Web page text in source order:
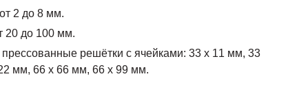
2 до 8 мм.
20 до 100 мм.
решётки с ячейками: 33 х 11 мм, 33
мм, 66 х 66 мм, 66 х 99 мм.